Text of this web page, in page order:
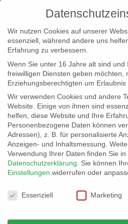
info@erfolgreich-events.de
+4940 46 777 230
Home  00450 Swing, Latin und
00450
Wir nutzen Cookies auf unserer
essenziell, während andere uns
Erfahrung zu verbessern.
Wenn Sie unter 16 Jahre alt sind und
freiwilligen Diensten geben möchten,
Erziehungsberechtigten um Erlaubnis
Wir verwenden Cookies und andere
Website. Einige von ihnen sind
helfen, diese Website und Ihre
Personenbezogene Daten können
Adressen), z. B. für personalisierte
Anzeigen- und Inhaltsmessung.
Verwendung Ihrer Daten finden Sie
Datenschutzerklärung
Sie können
Einstellungen widerrufen oder
Datenschutzeinstellungen
Essenziell Marketing